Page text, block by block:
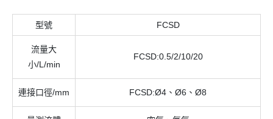
型號 FCSD
流量大
小/L/min
FCSD:0.5/2/10/20
連接口徑/mm FCSD:Ø4、Ø6、Ø8